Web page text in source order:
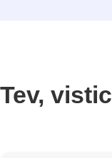
Tev,